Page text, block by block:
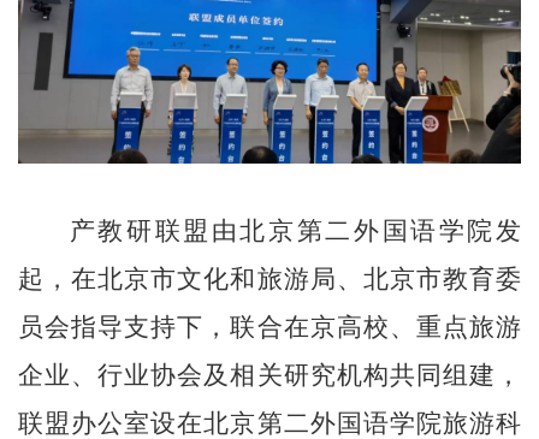
产教研联盟由北京第二外国语学院发
起，在北京市文化和旅游局、北京市教育委
员会指导支持下，联合在京高校、重点旅游
企业、行业协会及相关研究机构共同组建，
联盟办公室设在北京第二外国语学院旅游科